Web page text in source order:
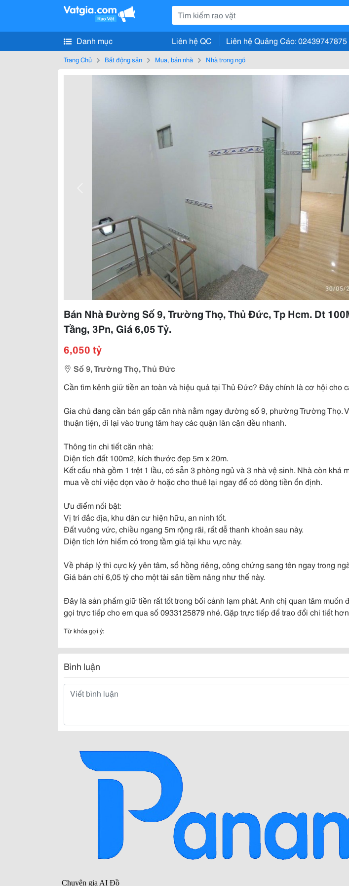
Danh mục Liên hệ QC Liên hệ Quảng Cáo: 02439747875
Trang Chủ Bất động sản Mua, bán nhà Nhà trong ngõ
Bán Nhà Đường Số 9, Trường Thọ, Thủ Đức, Tp Hcm. Dt
Tầng, 3Pn, Giá 6,05 Tỷ.
6,050 tỷ
Số 9, Trường Thọ, Thủ Đức
Cần tìm kênh giữ tiền an toàn và hiệu quả tại Thủ Đức? Đây chính là cơ hội cho
Gia chủ đang cần bán gấp căn nhà nằm ngay đường số 9, phường Trường Thọ.
thuận tiện, đi lại vào trung tâm hay các quận lân cận đều nhanh.
Thông tin chi tiết căn nhà:
Diện tích đất 100m2, kích thước đẹp 5m x 20m.
Kết cấu nhà gồm 1 trệt 1 lầu, có sẵn 3 phòng ngủ và 3 nhà vệ sinh. Nhà còn khá
mua về chỉ việc dọn vào ở hoặc cho thuê lại ngay để có dòng tiền ổn định.
Ưu điểm nổi bật:
Vị trí đắc địa, khu dân cư hiện hữu, an ninh tốt.
Đất vuông vức, chiều ngang 5m rộng rãi, rất dễ thanh khoản sau này.
Diện tích lớn hiếm có trong tầm giá tại khu vực này.
Về pháp lý thì cực kỳ yên tâm, sổ hồng riêng, công chứng sang tên ngay trong
Giá bán chỉ 6,05 tỷ cho một tài sản tiềm năng như thế này.
Đây là sản phẩm giữ tiền rất tốt trong bối cảnh lạm phát. Anh chị quan tâm muốn
gọi trực tiếp cho em qua số 0933125879 nhé. Gặp trực tiếp để trao đổi chi tiết
Từ khóa gợi ý:
Bình luận